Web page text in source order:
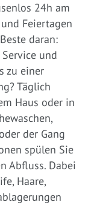
24h am
Feiertagen
daran:
und
zu einer
Täglich
Haus oder in
der Gang
spülen Sie
Abfluss. Dabei
Haare,